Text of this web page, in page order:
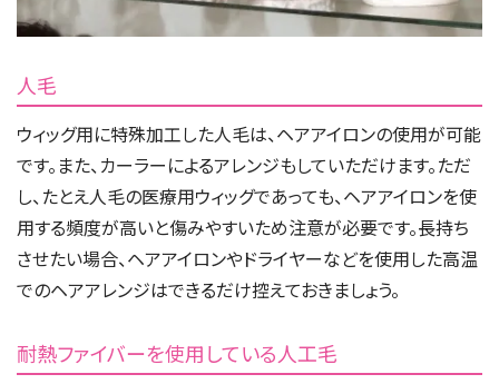
人毛
ウィッグ用に特殊加工した人毛は、ヘアアイロンの使用が可能
です。また、カーラーによるアレンジもしていただけます。ただ
し、たとえ人毛の医療用ウィッグであっても、ヘアアイロンを使
用する頻度が高いと傷みやすいため注意が必要です。長持ち
させたい場合、ヘアアイロンやドライヤーなどを使用した高温
でのヘアアレンジはできるだけ控えておきましょう。
耐熱ファイバーを使用している人工毛